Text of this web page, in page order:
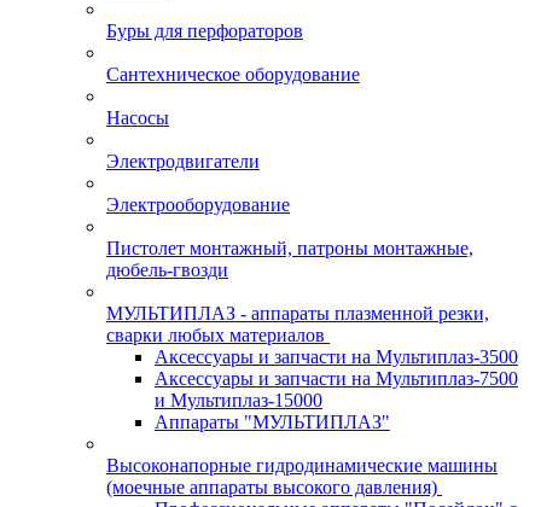
Буры для перфораторов
Сантехническое оборудование
Насосы
Электродвигатели
Электрооборудование
Пистолет монтажный, патроны монтажные,
дюбель-гвозди
МУЛЬТИПЛАЗ - аппараты плазменной резки,
сварки любых материалов
Аксессуары и запчасти на Мультиплаз-3500
Аксессуары и запчасти на Мультиплаз-7500
и Мультиплаз-15000
Аппараты "МУЛЬТИПЛАЗ"
Высоконапорные гидродинамические машины
(моечные аппараты высокого давления)